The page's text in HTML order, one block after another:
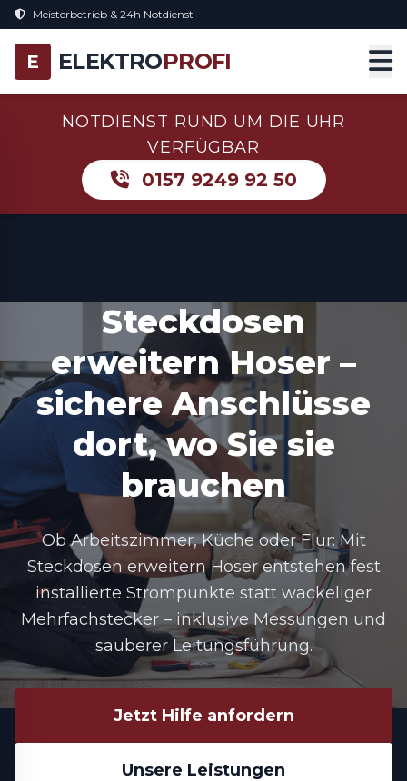
Meisterbetrieb & 24h Notdienst
E ELEKTROPROFI
NOTDIENST RUND UM DIE UHR
VERFÜGBAR
0157 9249 92 50
Steckdosen
erweitern Hoser –
sichere Anschlüsse
dort, wo Sie sie
brauchen
Ob Arbeitszimmer, Küche oder Flur: Mit
Steckdosen erweitern Hoserentstehen fest
installierte Strompunkte statt wackeliger
Mehrfachstecker – inklusive Messungen und
sauberer Leitungsführung.
Jetzt Hilfe anfordern
Unsere Leistungen